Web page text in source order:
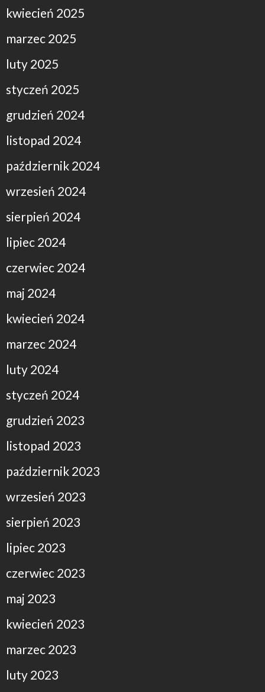
kwiecień 2025
marzec 2025
luty 2025
styczeń 2025
grudzień 2024
listopad 2024
październik 2024
wrzesień 2024
sierpień 2024
lipiec 2024
czerwiec 2024
maj 2024
kwiecień 2024
marzec 2024
luty 2024
styczeń 2024
grudzień 2023
listopad 2023
październik 2023
wrzesień 2023
sierpień 2023
lipiec 2023
czerwiec 2023
maj 2023
kwiecień 2023
marzec 2023
luty 2023